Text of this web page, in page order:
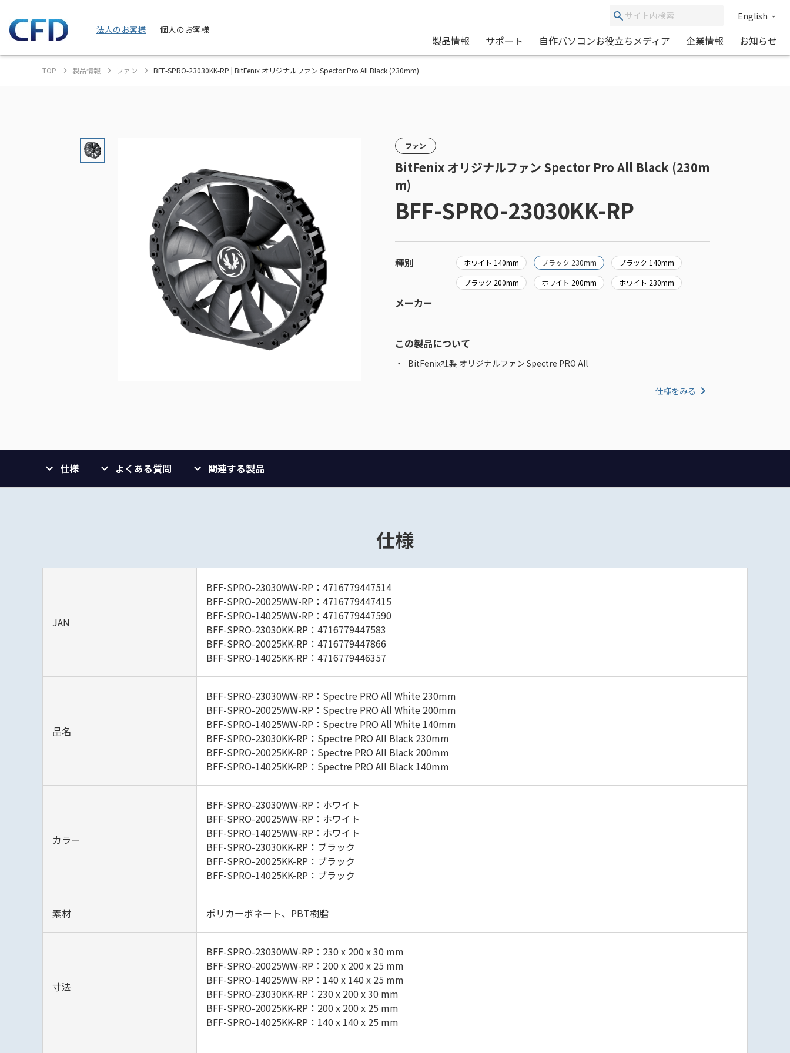
法人のお客様 個人のお客様
English
製品情報 サポート 自作パソコンお役立ちメディア 企業情報 お知らせ
TOP 製品情報 ファン BFF-SPRO-23030KK-RP | BitFenix オリジナルファン Spector Pro All Black (230mm)
ファン
BitFenix オリジナルファン Spector Pro All Black (230m
m)
BFF-SPRO-23030KK-RP
種別 ホワイト 140mm ブラック 230mm
ブラック 140mm
ブラック 200mm
ホワイト 200mm ホワイト 230mm
メーカー
この製品について
BitFenix社製 オリジナルファン Spectre PRO All
仕様をみる
仕様 よくある質問 関連する製品
仕様
JAN
BFF-SPRO-23030WW-RP：4716779447514
BFF-SPRO-20025WW-RP：4716779447415
BFF-SPRO-14025WW-RP：4716779447590
BFF-SPRO-23030KK-RP：4716779447583
BFF-SPRO-20025KK-RP：4716779447866
BFF-SPRO-14025KK-RP：4716779446357
品名
BFF-SPRO-23030WW-RP：Spectre PRO All White 230mm
BFF-SPRO-20025WW-RP：Spectre PRO All White 200mm
BFF-SPRO-14025WW-RP：Spectre PRO All White 140mm
BFF-SPRO-23030KK-RP：Spectre PRO All Black 230mm
BFF-SPRO-20025KK-RP：Spectre PRO All Black 200mm
BFF-SPRO-14025KK-RP：Spectre PRO All Black 140mm
カラー
BFF-SPRO-23030WW-RP：ホワイト
BFF-SPRO-20025WW-RP：ホワイト
BFF-SPRO-14025WW-RP：ホワイト
BFF-SPRO-23030KK-RP：ブラック
BFF-SPRO-20025KK-RP：ブラック
BFF-SPRO-14025KK-RP：ブラック
素材 ポリカーボネート、PBT樹脂
寸法
BFF-SPRO-23030WW-RP：230 x 200 x 30 mm
BFF-SPRO-20025WW-RP：200 x 200 x 25 mm
BFF-SPRO-14025WW-RP：140 x 140 x 25 mm
BFF-SPRO-23030KK-RP：230 x 200 x 30 mm
BFF-SPRO-20025KK-RP：200 x 200 x 25 mm
BFF-SPRO-14025KK-RP：140 x 140 x 25 mm